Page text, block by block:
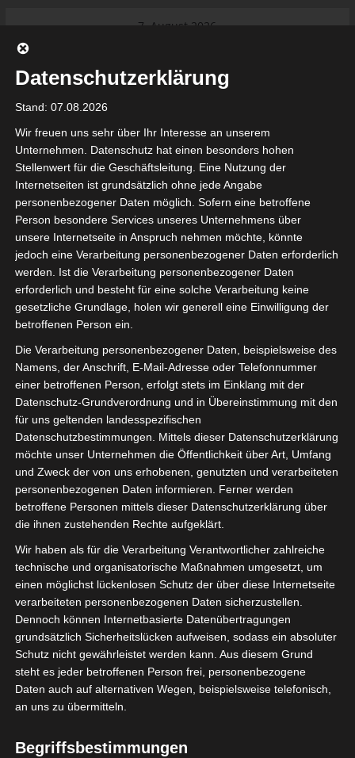
7. August 2026
beginnt am 22. und 23. August
2026 (Update)
Meisterschaft an
Ligue 1 Pro: Spielplan der ersten 15
Spieltage der Saison 2026/2027
Ligue 2 Pro Tunesien 2026/2027 –
Saison beginnt am am 19./20.
September 2026
Internationaler Sportgerichtshof
lehnt Eilverfahren ab – AS Soliman
steuert auf die Ligue 2 zu
tunesienfussball.de
Tunesien Ligafußball
Für die Nutzung von Google Adsense (Google Ireland Limited, Gordon
Barrow Street, Dublin, D04 E5W5, Ireland) benötigen wir laut DSGVO Ihre
Zustimmung. Es werden seitens Google Adsense personenbezogene Daten
erhoben, verarbeitet und gespeichert. Welche Daten genau entnehmen Sie
den Datenschutzbedingungen.
Google Adsenseist deaktiviert. ✓ Erlauben Datenschutzbedingungen
Datenschutzerklärung
Stand: 07.08.2026
Wir freuen uns sehr über Ihr Interesse an unserem
Unternehmen. Datenschutz hat einen besonders hohen
Stellenwert für die Geschäftsleitung. Eine Nutzung der
Internetseiten ist grundsätzlich ohne jede Angabe
personenbezogener Daten möglich. Sofern eine betroffene
Person besondere Services unseres Unternehmens über
unsere Internetseite in Anspruch nehmen möchte, könnte
jedoch eine Verarbeitung personenbezogener Daten erforderlich
werden. Ist die Verarbeitung personenbezogener Daten
erforderlich und besteht für eine solche Verarbeitung keine
gesetzliche Grundlage, holen wir generell eine Einwilligung der
betroffenen Person ein.
Die Verarbeitung personenbezogener Daten, beispielsweise des
Namens, der Anschrift, E-Mail-Adresse oder Telefonnummer
einer betroffenen Person, erfolgt stets im Einklang mit der
Datenschutz-Grundverordnung und in Übereinstimmung mit den
für uns geltenden landesspezifischen
Datenschutzbestimmungen. Mittels dieser Datenschutzerklärung
möchte unser Unternehmen die Öffentlichkeit über Art, Umfang
und Zweck der von uns erhobenen, genutzten und verarbeiteten
personenbezogenen Daten informieren. Ferner werden
betroffene Personen mittels dieser Datenschutzerklärung über
die ihnen zustehenden Rechte aufgeklärt.
Wir haben als für die Verarbeitung Verantwortlicher zahlreiche
technische und organisatorische Maßnahmen umgesetzt, um
einen möglichst lückenlosen Schutz der über diese Internetseite
verarbeiteten personenbezogenen Daten sicherzustellen.
Dennoch können Internetbasierte Datenübertragungen
grundsätzlich Sicherheitslücken aufweisen, sodass ein absoluter
Schutz nicht gewährleistet werden kann. Aus diesem Grund
steht es jeder betroffenen Person frei, personenbezogene
Daten auch auf alternativen Wegen, beispielsweise telefonisch,
an uns zu übermitteln.
Begriffsbestimmungen